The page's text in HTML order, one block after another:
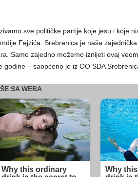
sve političke partije koje jesu i koje
Fejzića. Srebrenica je naša
Samo zajedno možemo iznijeti ovaj
godine – saopćeno je iz OO SDA